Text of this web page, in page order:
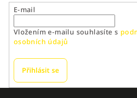
E-mail
Vložením e-mailu souhlasíte s
osobních údajů
Přihlásit se